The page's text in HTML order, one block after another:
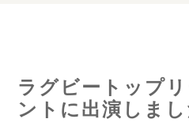
ラグビートップ
ントに出演しまし